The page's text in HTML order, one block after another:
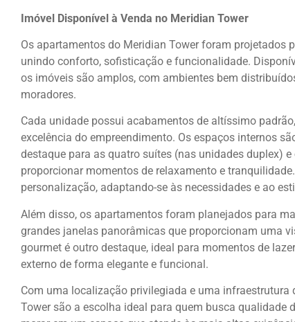
Imóvel Disponível à Venda no Meridian Tower
Os apartamentos do Meridian Tower foram projetados
unindo conforto, sofisticação e funcionalidade.
os imóveis são amplos, com ambientes bem
moradores.
Cada unidade possui acabamentos de altíssimo
excelência do empreendimento. Os espaços internos
destaque para as quatro suítes (nas unidades duplex)
proporcionar momentos de relaxamento e
personalização, adaptando-se às necessidades e ao
Além disso, os apartamentos foram planejados para
grandes janelas panorâmicas que proporcionam uma
gourmet é outro destaque, ideal para momentos de
externo de forma elegante e funcional.
Com uma localização privilegiada e uma
Tower são a escolha ideal para quem busca qualidade